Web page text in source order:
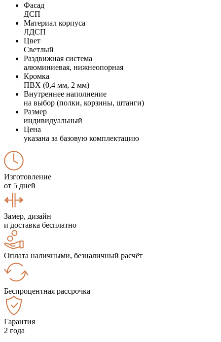
Фасад
ДСП
Материал корпуса
ЛДСП
Цвет
Светлый
Раздвижная система
алюминиевая, нижнеопорная
Кромка
ПВХ (0,4 мм, 2 мм)
Внутреннее наполнение
на выбор (полки, корзины, штанги)
Размер
индивидуальный
Цена
указана за базовую комплектацию
Изготовление
от 5 дней
Замер, дизайн
и доставка бесплатно
Оплата наличными, безналичный расчёт
Беспроцентная рассрочка
Гарантия
2 года